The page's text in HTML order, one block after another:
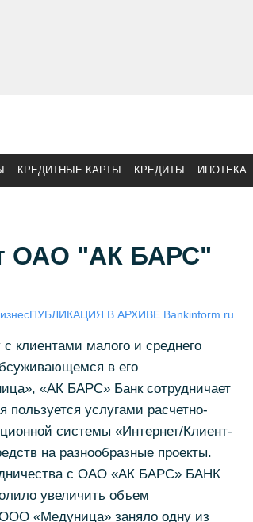
КРЕДИТНЫЕ КАРТЫ КРЕДИТЫ ИПОТЕКА
ОАО "АК БАРС"
ПУБЛИКАЦИЯ В АРХИВЕ Bankinform.ru
малого и среднего
в его
«АК БАРС» Банк сотрудничает
пользуется услугами расчетно-
системы «Интернет/Клиент-
на разнообразные проекты.
с ОАО «АК БАРС» БАНК
увеличить объем
«Медуница» заняло одну из